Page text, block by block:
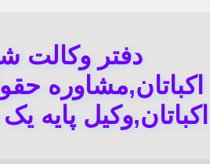
دفتر وکالت
اکباتان,مشاوره
اکباتان,وکیل پایه